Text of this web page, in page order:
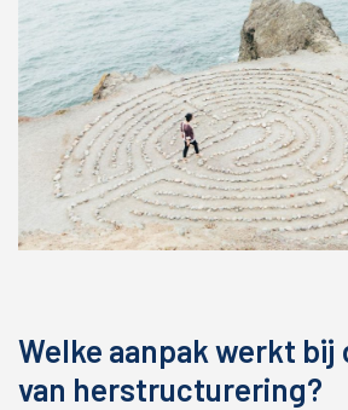
Welke aanpak werkt bij
van herstructurering?